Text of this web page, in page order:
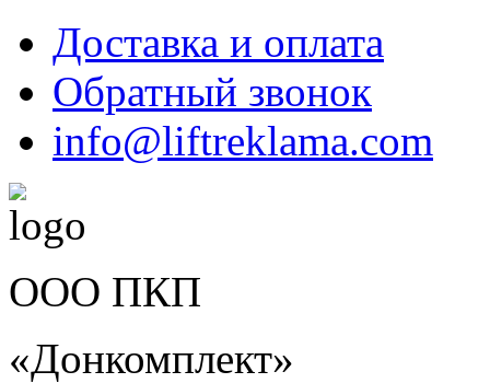
Доставка и оплата
Обратный звонок
info@liftreklama.com
ООО ПКП
«Донкомплект»